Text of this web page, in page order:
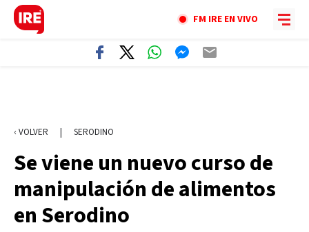
FM IRE EN VIVO
‹ VOLVER | SERODINO
Se viene un nuevo curso de
manipulación de alimentos
en Serodino